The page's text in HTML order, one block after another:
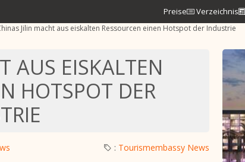
Preise Verzeichnis
Jilin macht aus eiskalten Ressourcen einen Hotspot der Industrie
AUS EISKALTEN
HOTSPOT DER
: Tourismembassy News